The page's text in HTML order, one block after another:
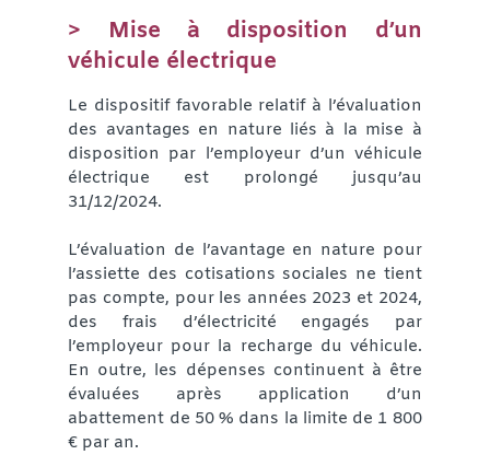
> Mise à disposition d’un
véhicule électrique
Le dispositif favorable relatif à l’évaluation
des avantages en nature liés à la mise à
disposition par l’employeur d’un véhicule
électrique est prolongé jusqu’au
31/12/2024.
L’évaluation de l’avantage en nature pour
l’assiette des cotisations sociales ne tient
pas compte, pour les années 2023 et 2024,
des frais d’électricité engagés par
l’employeur pour la recharge du véhicule.
En outre, les dépenses continuent à être
évaluées après application d’un
abattement de 50 % dans la limite de 1 800
€ par an.